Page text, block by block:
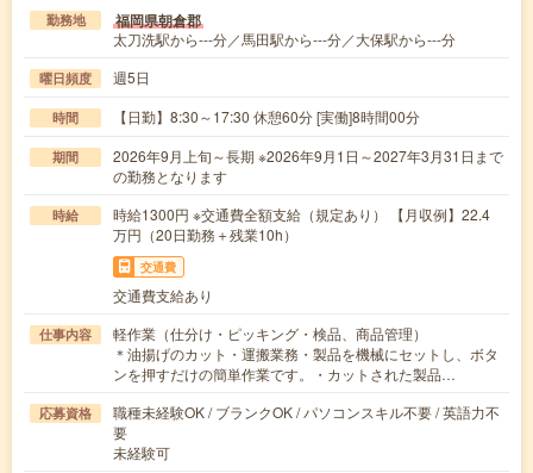
勤務地 福岡県朝倉郡
太刀洗駅から---分／馬田駅から---分／大保駅から---分
曜日頻度 週5日
時間 【日勤】8:30～17:30 休憩60分 [実働]8時間00分
期間
2026年9月上旬～長期 ※2026年9月1日～2027年3月31日まで
の勤務となります
時給
時給1300円 ※交通費全額支給（規定あり） 【月収例】22.4
万円（20日勤務＋残業10h）
交通費
交通費支給あり
仕事内容
軽作業（仕分け・ピッキング・検品、商品管理）
＊油揚げのカット・運搬業務・製品を機械にセットし、ボタ
ンを押すだけの簡単作業です。・カットされた製品…
応募資格
職種未経験OK / ブランクOK / パソコンスキル不要 / 英語力不
要
未経験可